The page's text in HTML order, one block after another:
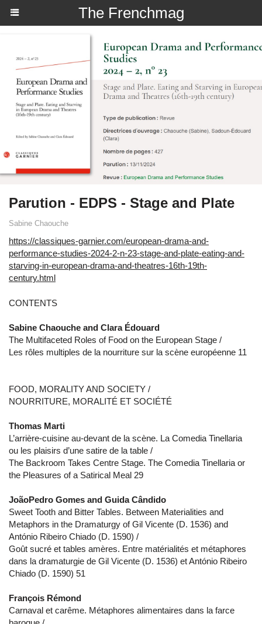
The Frenchmag
Parution - EDPS - Stage and Plate
Sabine Chaouche
https://classiques-garnier.com/european-drama-and-
performance-studies-2024-2-n-23-stage-and-plate-eating-and-
starving-in-european-drama-and-theatres-16th-19th-
century.html
CONTENTS
Sabine Chaouche and Clara Édouard
The Multifaceted Roles of Food on the European Stage /
Les rôles multiples de la nourriture sur la scène européenne 11
FOOD, MORALITY AND SOCIETY /
NOURRITURE, MORALITÉ ET SOCIÉTÉ
Thomas Marti
L’arrière-cuisine au-devant de la scène. La Comedia Tinellaria
ou les plaisirs d’une satire de la table /
The Backroom Takes Centre Stage. The Comedia Tinellaria or
the Pleasures of a Satirical Meal 29
JoãoPedro Gomes and Guida Cândido
Sweet Tooth and Bitter Tables. Between Materialities and
Metaphors in the Dramaturgy of Gil Vicente (D. 1536) and
António Ribeiro Chiado (D. 1590) /
Goût sucré et tables amères. Entre matérialités et métaphores
dans la dramaturgie de Gil Vicente (D. 1536) et António Ribeiro
Chiado (D. 1590) 51
François Rémond
Carnaval et carême. Métaphores alimentaires dans la farce